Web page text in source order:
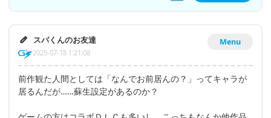
Menu
スパくんのお友達
2025-07-18 1:21:08
前作観た人間としては「なんでお前居んの？」ってキャラが
居るんだが……蘇生設定があるのか？